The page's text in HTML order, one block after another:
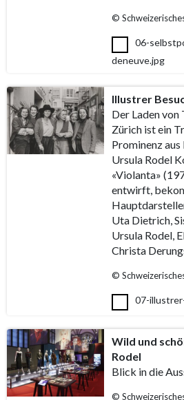
©
06-
deneuve.jpg
Illustrer
Der Laden von
Zürich ist ein
Prominenz
Ursula Rodel
«Violanta»
entwirft,
Uta Dietrich,
Ursula Rodel,
Christa
©
07-
Wild und
Rodel
Blick in die
©